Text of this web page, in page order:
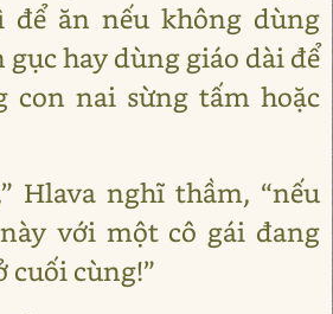
để ăn nếu không dùng
gục hay dùng giáo dài để
con nai sừng tấm hoặc
Hlava nghĩ thầm, “nếu
với một cô gái đang
cuối cùng!”